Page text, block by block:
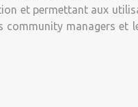
et permettant aux
managers et